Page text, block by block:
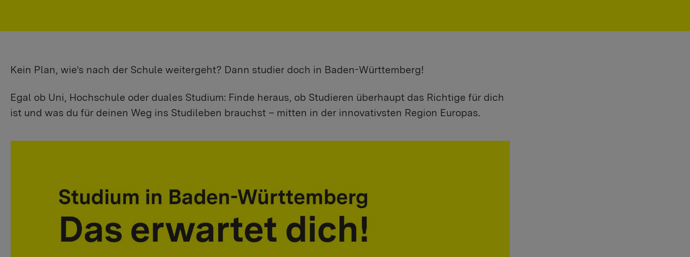
Kein Plan, wie’s nach der Schule weitergeht? Dann studier doch in Baden-Württemberg!
Egal ob Uni, Hochschule oder duales Studium: Finde heraus, ob Studieren überhaupt das Richtige für dich
ist und was du für deinen Weg ins Studileben brauchst – mitten in der innovativsten Region Europas.